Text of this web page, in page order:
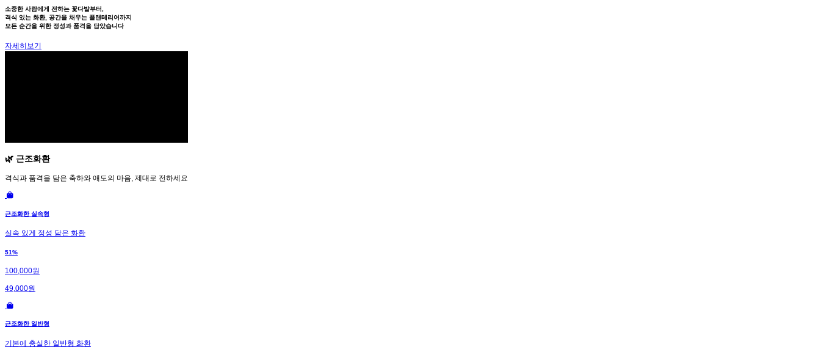
소중한 사람에게 전하는 꽃다발부터,
격식 있는 화환, 공간을 채우는 플랜테리어까지
모든 순간을 위한 정성과 품격을 담았습니다
자세히보기
🌿 근조화환
격식과 품격을 담은 축하와 애도의 마음, 제대로 전하세요
근조화한 실속형
실속 있게 정성 담은 화환
51%
100,000원
49,000원
근조화한 일반형
기본에 충실한 일반형 화환